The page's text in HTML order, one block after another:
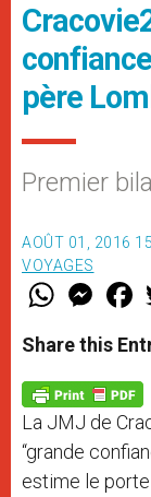
père
Premier
AOÛT 01, 2016
VOYAGES
W
t
s
p
p
M
e
s
e
g
e
r
F
a
e
b
o
k
Share this
La JMJ de
“grande
estime le